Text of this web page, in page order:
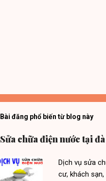
Bài đăng phổ biến từ blog này
Sửa chữa điện nước tại
Dịch vụ sửa
cư, khách